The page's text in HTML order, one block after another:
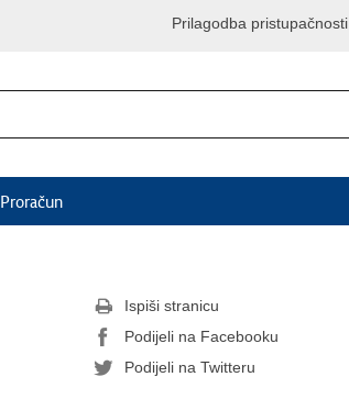
Prilagodba pristupačnosti
Proračun
Ispiši stranicu
Podijeli na Facebooku
Podijeli na Twitteru